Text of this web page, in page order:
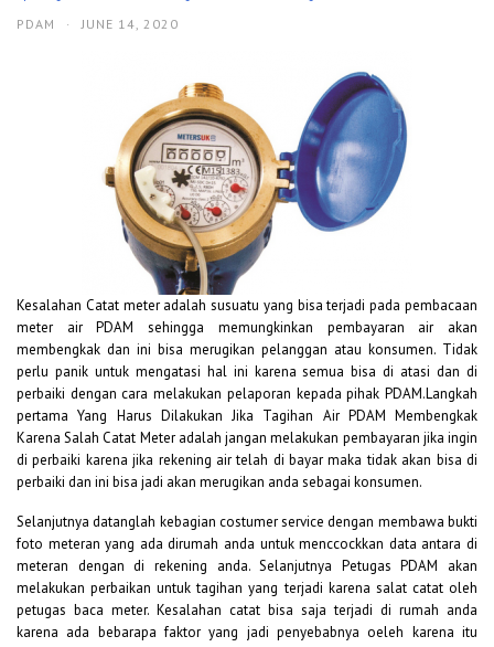
PDAM · JUNE 14, 2020
Kesalahan Catat meter adalah susuatu yang bisa terjadi pada pembacaan
meter air PDAM sehingga memungkinkan pembayaran air akan
membengkak dan ini bisa merugikan pelanggan atau konsumen. Tidak
perlu panik untuk mengatasi hal ini karena semua bisa di atasi dan di
perbaiki dengan cara melakukan pelaporan kepada pihak PDAM.Langkah
pertama Yang Harus Dilakukan Jika Tagihan Air PDAM Membengkak
Karena Salah Catat Meter adalah jangan melakukan pembayaran jika ingin
di perbaiki karena jika rekening air telah di bayar maka tidak akan bisa di
perbaiki dan ini bisa jadi akan merugikan anda sebagai konsumen.
Selanjutnya datanglah kebagian costumer service dengan membawa bukti
foto meteran yang ada dirumah anda untuk menccockkan data antara di
meteran dengan di rekening anda. Selanjutnya Petugas PDAM akan
melakukan perbaikan untuk tagihan yang terjadi karena salat catat oleh
petugas baca meter. Kesalahan catat bisa saja terjadi di rumah anda
karena ada bebarapa faktor yang jadi penyebabnya oeleh karena itu